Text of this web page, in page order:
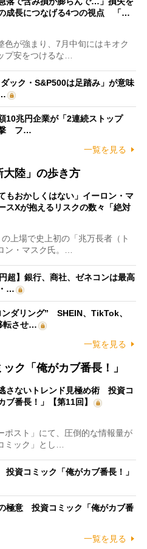
成長につなげる4つの視点 「…
が強まり、7月中旬にはキオク
プ安をつけるな…
ック・S&P500は足踏み」が意味
10兆円企業が「2連続ストップ
撃 フ…
一覧を見る
大陸」の歩き方
もおかしくはない」イーロン・マ
スXが抱えるリスクの数々「絶対
上場で史上初の「兆万長者（ト
ン・マスク氏。…
超】銀行、商社、ゼネコンは最高
…
ダリング” SHEIN、TikTok、
転させ…
一覧を見る
ク「俺がカブ番長！」
さないトレンド見極め術 投資コ
ブ番長！」【第11回】
スト」にて、圧倒的な情報量が
ミック」とし…
資コミック「俺がカブ番長！」
極意 投資コミック「俺がカブ番
一覧を見る